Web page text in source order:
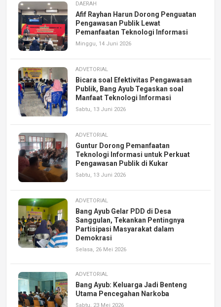
DAERAH
Afif Rayhan Harun Dorong Penguatan
Pengawasan Publik Lewat
Pemanfaatan Teknologi Informasi
Minggu, 14 Juni 2026
ADVETORIAL
Bicara soal Efektivitas Pengawasan
Publik, Bang Ayub Tegaskan soal
Manfaat Teknologi Informasi
Sabtu, 13 Juni 2026
ADVETORIAL
Guntur Dorong Pemanfaatan
Teknologi Informasi untuk Perkuat
Pengawasan Publik di Kukar
Sabtu, 13 Juni 2026
ADVETORIAL
Bang Ayub Gelar PDD di Desa
Sanggulan, Tekankan Pentingnya
Partisipasi Masyarakat dalam
Demokrasi
Selasa, 26 Mei 2026
ADVETORIAL
Bang Ayub: Keluarga Jadi Benteng
Utama Pencegahan Narkoba
Sabtu, 23 Mei 2026